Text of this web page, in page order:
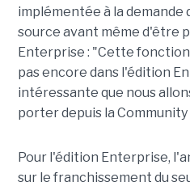
implémentée à la demande
source avant même d'être
Enterprise : "Cette
pas encore dans l'édition
intéressante que nous
porter depuis la
Pour l'édition Enterprise,
sur le franchissement du